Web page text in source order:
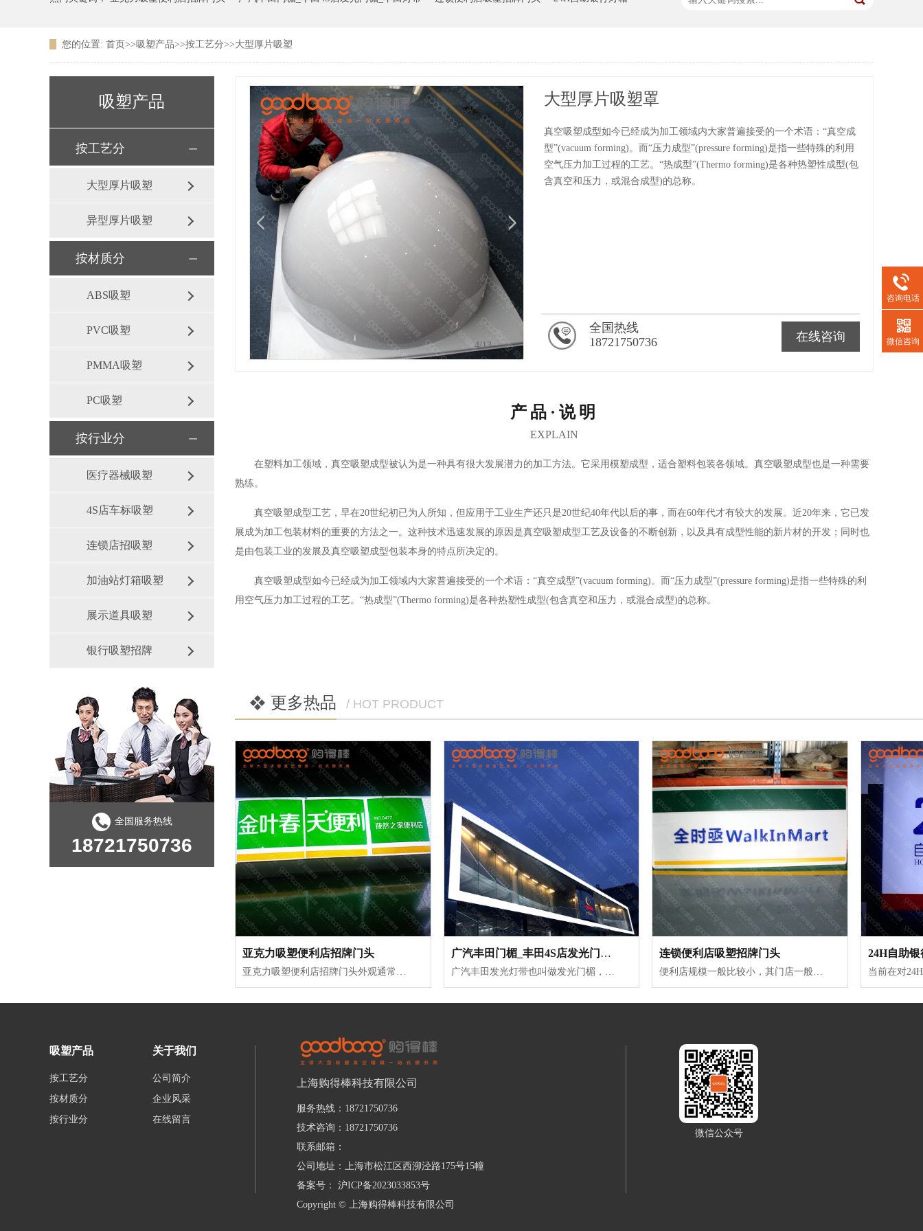
您的位置: 首页 >>吸塑产品>>按工艺分>>大型厚片吸塑
吸塑产品
按工艺分
大型厚片吸塑
异型厚片吸塑
按材质分
ABS吸塑
PVC吸塑
PMMA吸塑
PC吸塑
按行业分
医疗器械吸塑
4S店车标吸塑
连锁店招吸塑
加油站灯箱吸塑
展示道具吸塑
银行吸塑招牌
全国服务热线
18721750736
4/13
大型厚片吸塑罩
真空吸塑成型如今已经成为加工领域内大家普遍接受的一个术语：“真空成
型”(vacuum forming)。而“压力成型”(pressure forming)是指一些特殊的利用
空气压力加工过程的工艺。“热成型”(Thermo forming)是各种热塑性成型(包
含真空和压力，或混合成型)的总称。
在线咨询
全国热线
18721750736
产品·说明
EXPLAIN
在塑料加工领域，真空吸塑成型被认为是一种具有很大发展潜力的加工方法。它采用模塑成型，适合塑料包装各领域。真空吸塑成型也是一种需要
熟练。
真空吸塑成型工艺，早在20世纪初已为人所知，但应用于工业生产还只是20世纪40年代以后的事，而在60年代才有较大的发展。近20年来，它已发
展成为加工包装材料的重要的方法之一。这种技术迅速发展的原因是真空吸塑成型工艺及设备的不断创新，以及具有成型性能的新片材的开发；同时也
是由包装工业的发展及真空吸塑成型包装本身的特点所决定的。
真空吸塑成型如今已经成为加工领域内大家普遍接受的一个术语：“真空成型”(vacuum forming)。而“压力成型”(pressure forming)是指一些特殊的利
用空气压力加工过程的工艺。“热成型”(Thermo forming)是各种热塑性成型(包含真空和压力，或混合成型)的总称。
更多热品 / HOT PRODUCT
亚克力吸塑便利店招牌门头 广汽丰田门楣_丰田4S店发光门楣_丰田灯带 连锁便利店吸塑招牌门头 24H自助银
吸塑产品
按工艺分
按材质分
按行业分
关于我们
公司简介
企业风采
在线留言
上海购得棒科技有限公司
服务热线：18721750736
技术咨询：18721750736
联系邮箱：
公司地址：上海市松江区西泖泾路175号15幢
备案号： 沪ICP备2023033853号
Copyright © 上海购得棒科技有限公司
微信公众号
咨询电话
微信咨询